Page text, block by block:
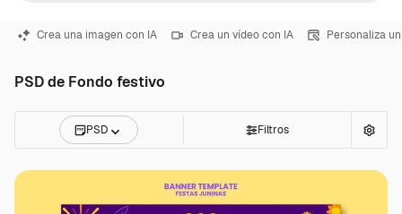
Crea una imagen con IA Crea un vídeo con IA Personaliza
PSD de Fondo festivo
PSD Filtros